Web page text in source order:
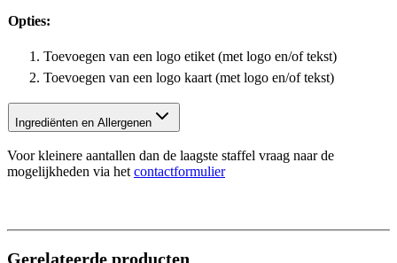
Opties:
Toevoegen van een logo etiket (met logo en/of tekst)
Toevoegen van een logo kaart (met logo en/of tekst)
Ingrediënten en Allergenen
Voor kleinere aantallen dan de laagste staffel vraag naar de
mogelijkheden via hetcontactformulier
Gerelateerde producten